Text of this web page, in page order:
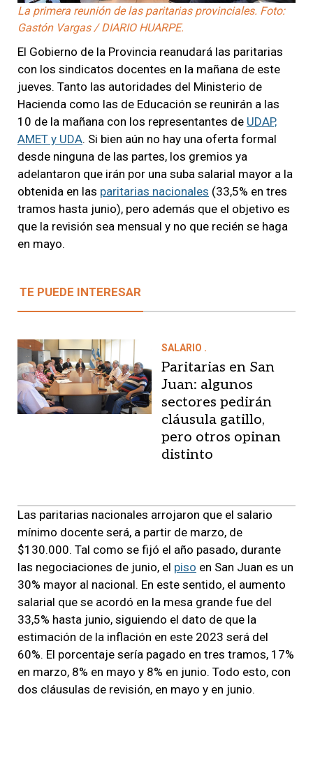
La primera reunión de las paritarias provinciales. Foto:
Gastón Vargas / DIARIO HUARPE.
El Gobierno de la Provincia reanudará las paritarias
con los sindicatos docentes en la mañana de este
jueves. Tanto las autoridades del Ministerio de
Hacienda como las de Educación se reunirán a las
10 de la mañana con los representantes de UDAP,
AMET y UDA. Si bien aún no hay una oferta formal
desde ninguna de las partes, los gremios ya
adelantaron que irán por una suba salarial mayor a la
obtenida en las paritarias nacionales (33,5% en tres
tramos hasta junio), pero además que el objetivo es
que la revisión sea mensual y no que recién se haga
en mayo.
TE PUEDE INTERESAR
SALARIO .
Paritarias en San
Juan: algunos
sectores pedirán
cláusula gatillo,
pero otros opinan
distinto
Las paritarias nacionales arrojaron que el salario
mínimo docente será, a partir de marzo, de
$130.000. Tal como se fijó el año pasado, durante
las negociaciones de junio, el piso en San Juan es un
30% mayor al nacional. En este sentido, el aumento
salarial que se acordó en la mesa grande fue del
33,5% hasta junio, siguiendo el dato de que la
estimación de la inflación en este 2023 será del
60%. El porcentaje sería pagado en tres tramos, 17%
en marzo, 8% en mayo y 8% en junio. Todo esto, con
dos cláusulas de revisión, en mayo y en junio.